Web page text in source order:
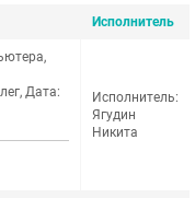
Исполнитель
Дата:
Исполнитель:
Ягудин
Никита